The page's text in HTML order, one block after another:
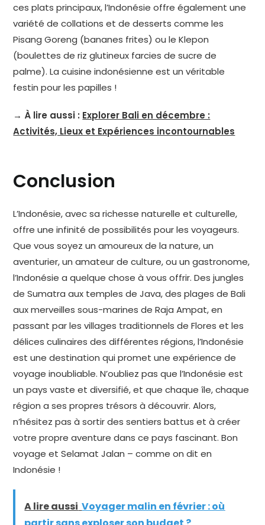
ces plats principaux, l’Indonésie offre également une
variété de collations et de desserts comme les
Pisang Goreng (bananes frites) ou le Klepon
(boulettes de riz glutineux farcies de sucre de
palme). La cuisine indonésienne est un véritable
festin pour les papilles !
→ À lire aussi : Explorer Bali en décembre :
Activités, Lieux et Expériences incontournables
Conclusion
L’Indonésie, avec sa richesse naturelle et culturelle,
offre une infinité de possibilités pour les voyageurs.
Que vous soyez un amoureux de la nature, un
aventurier, un amateur de culture, ou un gastronome,
l’Indonésie a quelque chose à vous offrir. Des jungles
de Sumatra aux temples de Java, des plages de Bali
aux merveilles sous-marines de Raja Ampat, en
passant par les villages traditionnels de Flores et les
délices culinaires des différentes régions, l’Indonésie
est une destination qui promet une expérience de
voyage inoubliable. N’oubliez pas que l’Indonésie est
un pays vaste et diversifié, et que chaque île, chaque
région a ses propres trésors à découvrir. Alors,
n’hésitez pas à sortir des sentiers battus et à créer
votre propre aventure dans ce pays fascinant. Bon
voyage et Selamat Jalan – comme on dit en
Indonésie !
A lire aussi Voyager malin en février : où